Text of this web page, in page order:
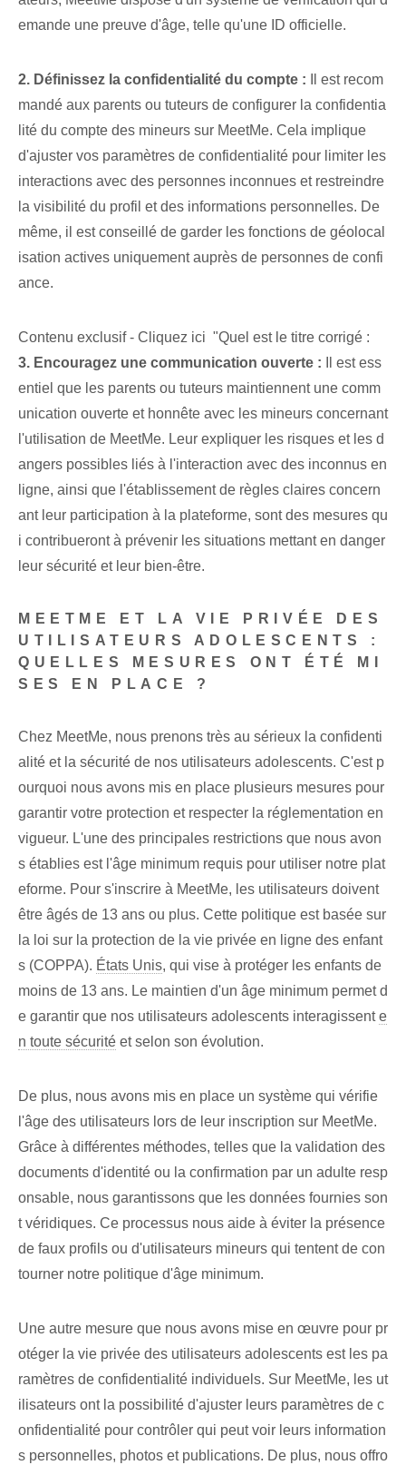
emande une preuve d'âge, telle qu'une ‌ID officielle.
2. Définissez la confidentialité du compte⁢ : Il est recom
mandé aux parents ou tuteurs de configurer la confidentia
lité du compte des mineurs sur MeetMe. Cela implique
d'ajuster vos paramètres de confidentialité pour limiter les
interactions avec des personnes inconnues et restreindre
la visibilité du profil et des informations personnelles. De
même, il est conseillé de garder les fonctions de géolocal
isation actives uniquement auprès de personnes de confi
ance.
Contenu exclusif - Cliquez ici "Quel est le titre corrigé :
3. Encouragez une communication ouverte : Il est ess
entiel que les parents ou tuteurs maintiennent une comm
unication ouverte et honnête avec les mineurs concernant
l'utilisation de MeetMe. Leur expliquer les risques et les d
angers possibles liés à l'interaction avec des inconnus en
ligne, ainsi que l'établissement de règles claires concern
ant leur participation à la plateforme, sont des mesures qu
i contribueront à prévenir les situations mettant en danger
leur sécurité et leur bien-être.
MEETME ET LA VIE PRIVÉE DES
UTILISATEURS ADOLESCENTS :
QUELLES MESURES ONT ÉTÉ MI
SES EN PLACE ?
Chez MeetMe, nous prenons très au sérieux la confidenti
alité et la sécurité de nos utilisateurs adolescents. C'est p
ourquoi nous avons mis en place plusieurs mesures pour
garantir votre protection et respecter la réglementation en
vigueur. L'une des ⁢principales ‌restrictions que nous avon
s établies est l'âge minimum requis pour utiliser⁤ notre plat
eforme. Pour s'inscrire à ⁣MeetMe, les utilisateurs doivent
être âgés de 13 ans ou plus. Cette politique est basée sur
la loi sur la protection de la vie privée en ligne des enfant
s (COPPA). États Unis,‌ qui vise à protéger les enfants de
moins de 13 ans. Le maintien d'un âge minimum permet d
e garantir que nos⁢ utilisateurs adolescents interagissente
n toute sécurité et selon son évolution.
De plus, nous avons mis en place un système‌ qui vérifie
l'âge des utilisateurs lors de leur inscription sur MeetMe.
Grâce à différentes méthodes, telles que la validation des
documents d'identité ou la confirmation par un adulte resp
onsable, nous garantissons que les données fournies son
t véridiques. Ce processus nous aide à éviter la présence
de faux profils ou d'utilisateurs mineurs qui tentent de con
tourner notre politique d'âge minimum.
Une autre mesure que nous avons mise en œuvre pour pr
otéger la vie privée des utilisateurs ‌adolescents‍ est‌ les pa
ramètres de confidentialité individuels.‌ Sur MeetMe, les ut
ilisateurs ont la possibilité d'ajuster leurs ⁢paramètres de c
onfidentialité pour contrôler qui peut voir⁤ leurs information
s personnelles, photos et publications. De plus, nous offro